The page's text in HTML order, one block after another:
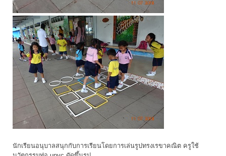
นักเรียนอนุบาลสนุกกับการเรียนโดยการเล่นรูปทรงเรขาคณิต ครูใช้